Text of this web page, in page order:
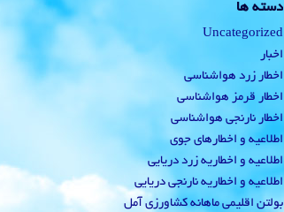
دسته ها
Uncategorized
اخبار
اخطار زرد هواشناسی
اخطار قرمز هواشناسی
اخطار نارنجی هواشناسی
اطلاعیه و اخطارهای جوی
اطلاعیه و اخطاریه زرد دریایی
اطلاعیه و اخطاریه نارنجی دریایی
بولتن اقلیمی ماهانه کشاورزی آمل